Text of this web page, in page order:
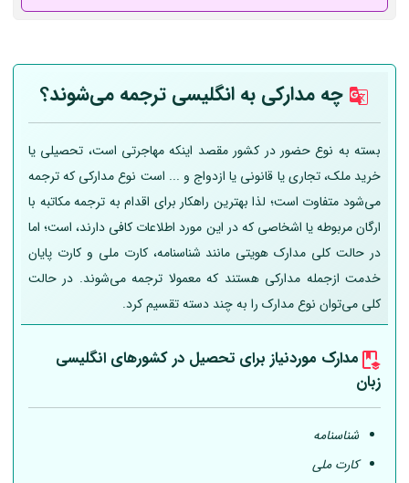
چه مدارکی به انگلیسی ترجمه می‌شوند؟
بسته به نوع حضور در کشور مقصد اینکه مهاجرتی است، تحصیلی یا
خرید ملک، تجاری یا قانونی یا ازدواج و ... است نوع مدارکی که ترجمه
می‌شود متفاوت است؛ لذا بهترین راهکار برای اقدام به ترجمه مکاتبه با
ارگان مربوطه یا اشخاصی که در این مورد اطلاعات کافی دارند، است؛ اما
در حالت کلی مدارک هویتی مانند شناسنامه، کارت ملی و کارت پایان
خدمت ازجمله مدارکی هستند که معمولا ترجمه می‌شوند. در حالت
کلی می‌توان نوع مدارک را به چند دسته تقسیم کرد.
مدارک موردنیاز برای تحصیل در کشورهای انگلیسی
زبان
شناسنامه
کارت ملی